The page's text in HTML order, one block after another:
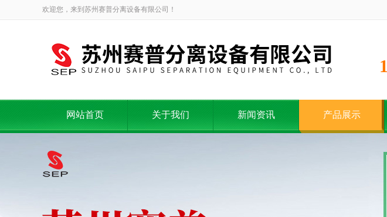
欢迎您，来到苏州赛普分离设备有限公司！
网站首页 关于我们 新闻资讯 产品展示